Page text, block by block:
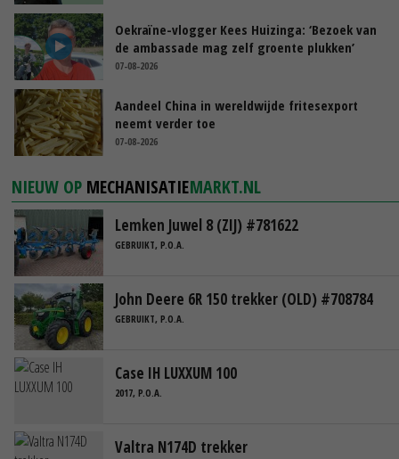
Oekraïne-vlogger Kees Huizinga: ‘Bezoek van
de ambassade mag zelf groente plukken’
07-08-2026
Aandeel China in wereldwijde fritesexport
neemt verder toe
07-08-2026
NIEUW OP MECHANISATIEMARKT.NL
Lemken Juwel 8 (ZIJ) #781622
GEBRUIKT, P.O.A.
John Deere 6R 150 trekker (OLD) #708784
GEBRUIKT, P.O.A.
Case IH LUXXUM 100
2017, P.O.A.
Valtra N174D trekker